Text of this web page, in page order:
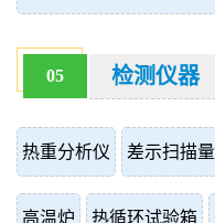
05 检测仪器
热重分析仪 差示扫描
高温炉 热循环试验箱